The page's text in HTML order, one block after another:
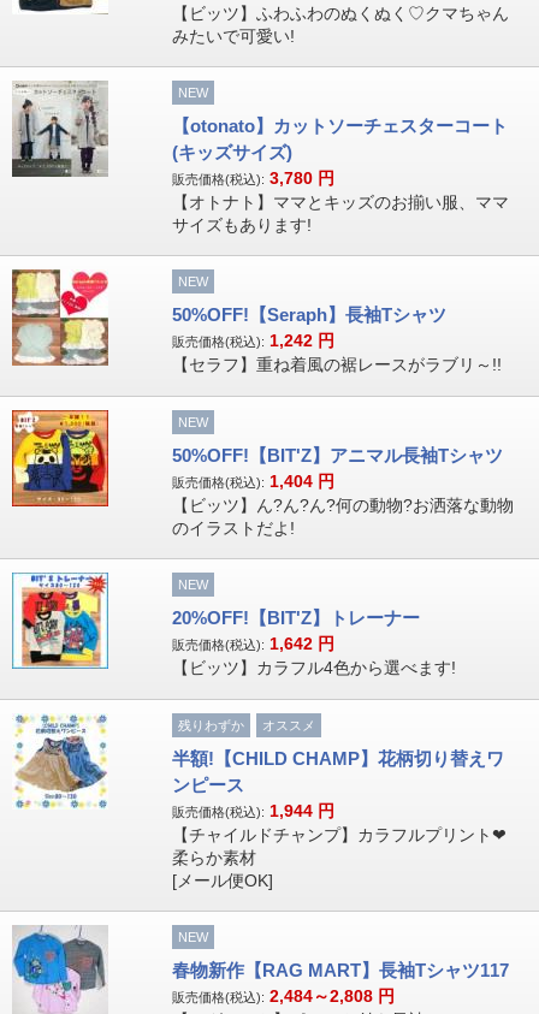
【ビッツ】ふわふわのぬくぬく♡クマちゃん
みたいで可愛い!
NEW
【otonato】カットソーチェスターコート
(キッズサイズ)
販売価格(税込): 3,780 円
【オトナト】ママとキッズのお揃い服、ママ
サイズもあります!
NEW
50%OFF!【Seraph】長袖Tシャツ
販売価格(税込): 1,242 円
【セラフ】重ね着風の裾レースがラブリ～!!
NEW
50%OFF!【BIT'Z】アニマル長袖Tシャツ
販売価格(税込): 1,404 円
【ビッツ】ん?ん?ん?何の動物?お洒落な動物
のイラストだよ!
NEW
20%OFF!【BIT'Z】トレーナー
販売価格(税込): 1,642 円
【ビッツ】カラフル4色から選べます!
残りわずか オススメ
半額!【CHILD CHAMP】花柄切り替えワ
ンピース
販売価格(税込): 1,944 円
【チャイルドチャンプ】カラフルプリント❤
柔らか素材
[メール便OK]
NEW
春物新作【RAG MART】長袖Tシャツ117
販売価格(税込): 2,484～2,808 円